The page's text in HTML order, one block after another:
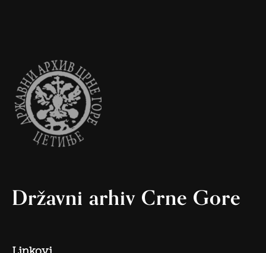
Državni arhiv Crne Gore